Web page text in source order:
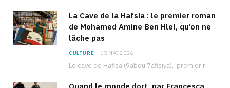
La Cave de la Hafsia : le premier roman
de Mohamed Amine Ben Hlel, qu’on ne
lâche pas
CULTURE 15 MAI 2026
Le cave de Hafisa (9abou 7afisiya), premier roman du journaliste tunisien Mohamed Amine Ben Hlel,…